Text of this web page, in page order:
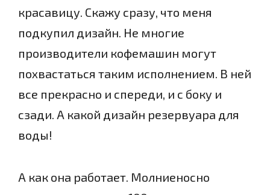
красавицу. Скажу сразу, что меня
подкупил дизайн. Не многие
производители кофемашин могут
похвастаться таким исполнением. В ней
все прекрасно и спереди, и с боку и
сзади. А какой дизайн резервуара для
воды!
А как она работает. Молниеносно